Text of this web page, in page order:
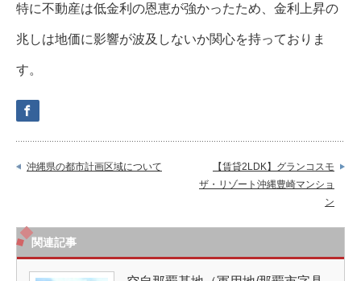
特に不動産は低金利の恩恵が強かったため、金利上昇の
兆しは地価に影響が波及しないか関心を持っておりま
す。
沖縄県の都市計画区域について
【賃貸2LDK】グランコスモ
ザ・リゾート沖縄豊崎マンショ
ン
関連記事